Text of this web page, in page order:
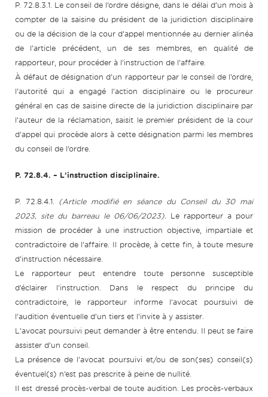
P. 72.8.3.1. Le conseil de l’ordre désigne, dans le délai d’un mois à
compter de la saisine du président de la juridiction disciplinaire
ou de la décision de la cour d’appel mentionnée au dernier alinéa
de l’article précédent, un de ses membres, en qualité de
rapporteur, pour procéder à l’instruction de l’affaire.
À défaut de désignation d’un rapporteur par le conseil de l’ordre,
l’autorité qui a engagé l’action disciplinaire ou le procureur
général en cas de saisine directe de la juridiction disciplinaire par
l’auteur de la réclamation, saisit le premier président de la cour
d’appel qui procède alors à cette désignation parmi les membres
du conseil de l’ordre.
P. 72.8.4. – L’instruction disciplinaire.
P. 72.8.4.1. (Article modifié en séance du Conseil du 30 mai
2023, site du barreau le 06/06/2023). Le rapporteur a pour
mission de procéder à une instruction objective, impartiale et
contradictoire de l’affaire. Il procède, à cette fin, à toute mesure
d’instruction nécessaire.
Le rapporteur peut entendre toute personne susceptible
d’éclairer l’instruction. Dans le respect du principe du
contradictoire, le rapporteur informe l’avocat poursuivi de
l’audition éventuelle d’un tiers et l’invite à y assister.
L’avocat poursuivi peut demander à être entendu. Il peut se faire
assister d’un conseil.
La présence de l’avocat poursuivi et/ou de son(ses) conseil(s)
éventuel(s) n’est pas prescrite à peine de nullité.
Il est dressé procès-verbal de toute audition. Les procès-verbaux